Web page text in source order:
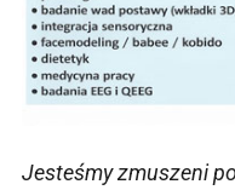
Jesteśmy zmuszeni